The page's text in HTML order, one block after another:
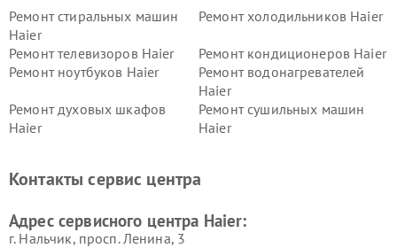
Ремонт стиральных машин
Haier
Ремонт холодильников Haier
Ремонт телевизоров Haier
Ремонт кондиционеров Haier
Ремонт ноутбуков Haier
Ремонт водонагревателей
Haier
Ремонт духовых шкафов
Haier
Ремонт сушильных машин
Haier
Ремонт роботов-пылесосов
Ремонт посудомоечных
Контакты сервис центра
Адрес сервисного центра Haier:
г. Нальчик, просп. Ленина, 3